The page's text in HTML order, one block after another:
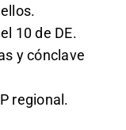
10 de DE.
y cónclave
regional.